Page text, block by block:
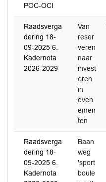
POC-OCI
Raadsverga
dering 18-
09-2025 6.
Kadernota
2026-2029
Van
reser
veren
naar
invest
eren
in
even
emen
ten
Raadsverga
dering 18-
09-2025 6.
Kadernota
Baan
weg
'sport
boule